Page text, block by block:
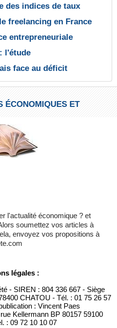
des indices de taux
freelancing en France
entrepreneuriale
l'étude
face au déficit
ÉCONOMIQUES ET
l'actualité économique ? et
soumettez vos articles à
envoyez vos propositions à
légales :
- SIREN : 804 336 667 - Siège
CHATOU - Tél. : 01 75 26 57
: Vincent Paes
Kellermann BP 80157 59100
: 09 72 10 10 07